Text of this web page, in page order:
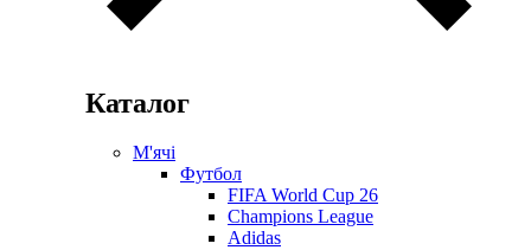
Каталог
М'ячі
Футбол
FIFA World Cup 26
Champions League
Adidas